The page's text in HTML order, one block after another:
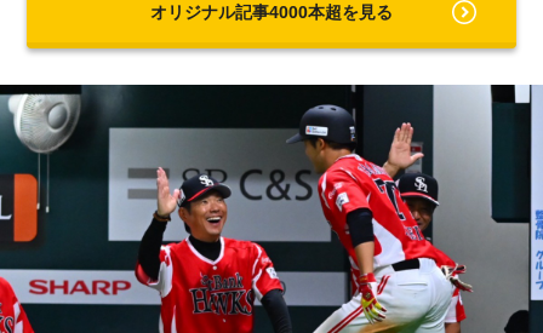
オリジナル記事4000本超を見る